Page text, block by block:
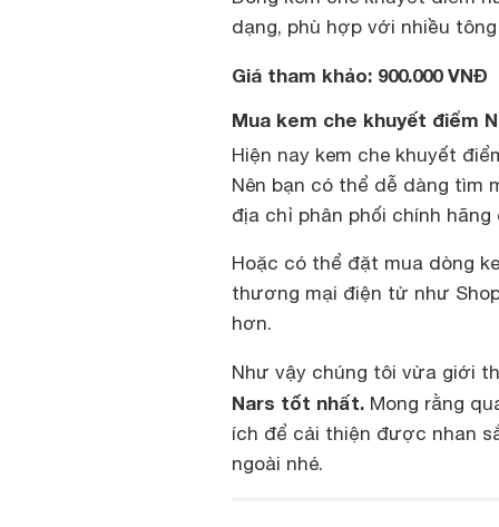
dạng, phù hợp với nhiều
Giá tham khảo: 900.000 VNĐ
Mua kem che khuyết điểm
Hiện nay kem che khuyết
Nên bạn có thể dễ dàng tìm
địa chỉ phân phối chính
Hoặc có thể đặt mua dòng
thương mại điện tử như
hơn.
Như vậy chúng tôi vừa giới
Nars tốt nhất. Mong rằng
ích để cải thiện được nhan
ngoài nhé.